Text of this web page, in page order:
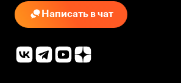
Написать в чат